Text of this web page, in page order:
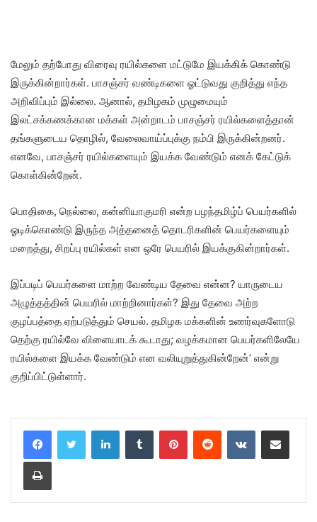
மேலும் தற்போது விரைவு ரயில்களை மட்டுமே இயக்கிக் கொண்டு
இருக்கின்றார்கள். பாசஞ்சர் வண்டிகளை ஓட்டுவது குறித்து எந்த
அறிவிப்பும் இல்லை. ஆனால், தமிழகம் முழுமையும்
இலட்சக்கணக்கான மக்கள் அன்றாடம் பாசஞ்சர் ரயில்களைத்தான்
தங்களுடைய தொழில், வேலைவாய்ப்புக்கு நம்பி இருக்கின்றனர்.
எனவே, பாசஞ்சர் ரயில்களையும் இயக்க வேண்டும் எனக் கேட்டுக்
கொள்கின்றேன்.
பொதிகை, நெல்லை, கன்னியாகுமரி என்ற பழந்தமிழ்ப் பெயர்களில்
ஓடிக்கொண்டு இருந்த அத்தனைத் தொடரிகளின் பெயர்களையும்
மறைத்து, சிறப்பு ரயில்கள் என ஒரே பெயரில் இயக்குகின்றார்கள்.
இப்படிப் பெயர்களை மாற்ற வேண்டிய தேவை என்ன? யாருடைய
அழுத்தத்தின் பெயரில் மாற்றினார்கள்? இது தேவை அற்ற
குழப்பத்தை ஏற்படுத்தும் செயல். தமிழக மக்களின் உணர்வுகளோடு
தெற்கு ரயில்வே விளையாடக் கூடாது; வழக்கமான பெயர்களிலேயே
ரயில்களை இயக்க வேண்டும் என வலியுறுத்துகின்றேன்’ என்று
குறிப்பிட்டுள்ளார்.
LinkedInTumblr PinterestReddit VKontakteShare via Email
Print